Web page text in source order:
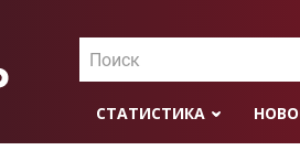
Поиск
СТАТИСТИКА